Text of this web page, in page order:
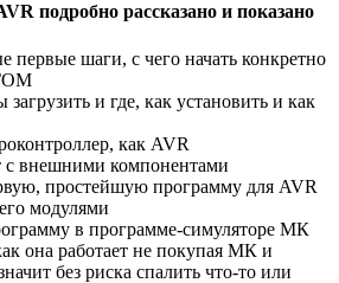
подробно рассказано и показано
первые шаги, с чего начать конкретно
и где, как установить и как
как AVR
с внешними компонентами
простейшую программу для AVR
модулями
в программе-симуляторе МК
она работает не покупая МК и
без риска спалить что-то или